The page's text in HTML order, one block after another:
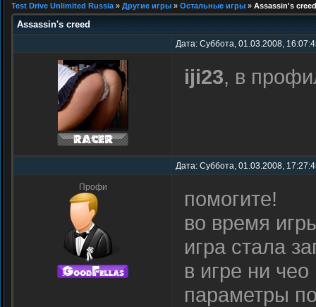
Test Drive Unlimited Russia » Другие игры » Остальные игры » Assassin's creed
Assassin's creed
Дата: Суббота, 01.03.2008,
iji23, в
Дата: Суббота, 01.03.2008,
Профи
помогите!
во время
игра стала
в игре ни
параметры